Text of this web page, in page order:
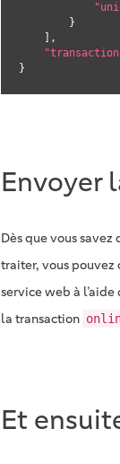
}
Envoyer
Dès que vous
traiter, vous
service web à l’aide
la transaction
Et